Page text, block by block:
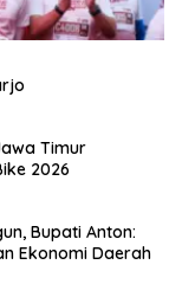
Timur
2026
Bupati Anton:
Ekonomi Daerah